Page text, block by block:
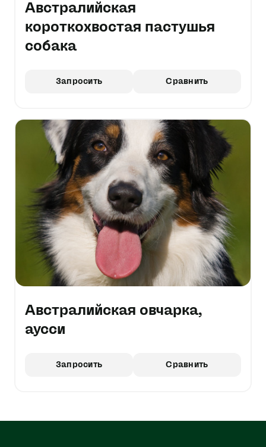
Австралийская
короткохвостая пастушья
собака
Запросить Сравнить
Австралийская овчарка,
аусси
Запросить Сравнить